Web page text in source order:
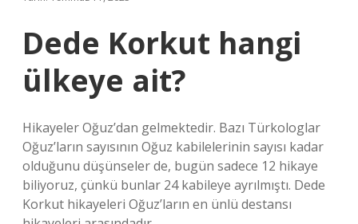
Dede Korkut hangi
ülkeye ait?
Hikayeler Oğuz’dan gelmektedir. Bazı Türkologlar
Oğuz’ların sayısının Oğuz kabilelerinin sayısı kadar
olduğunu düşünseler de, bugün sadece 12 hikaye
biliyoruz, çünkü bunlar 24 kabileye ayrılmıştı. Dede
Korkut hikayeleri Oğuz’ların en ünlü destansı